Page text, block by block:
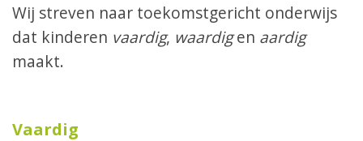
Wij streven naar toekomstgericht onderwijs
dat kinderen vaardig, waardigen aardig
maakt.
Vaardig